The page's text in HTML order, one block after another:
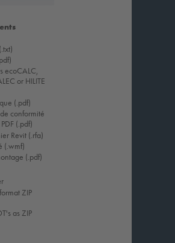
ecoCALC,
or HILITE
(.pdf)
conformité
(.pdf)
Revit (.rfa)
(.wmf)
(.pdf)
ZIP
as ZIP